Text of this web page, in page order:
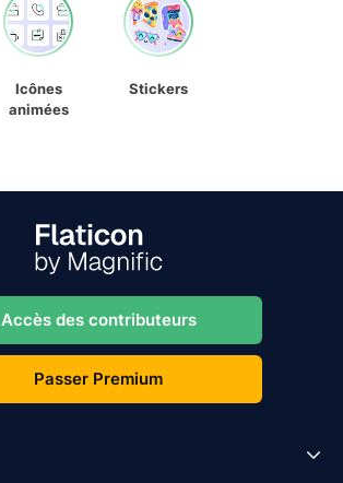
Icônes
animées
Stickers
Accès des contributeurs
Passer Premium